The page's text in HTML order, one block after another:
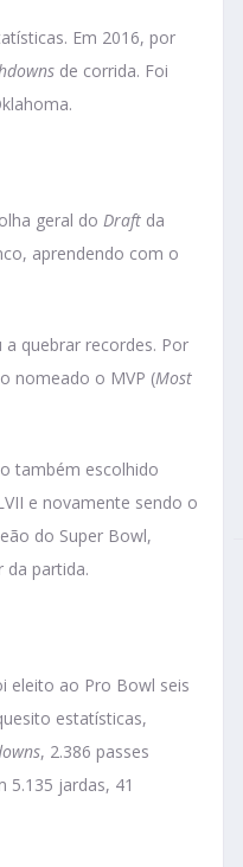
Em 2016, por
de corrida. Foi
geral do Draft da
aprendendo com o
quebrar recordes. Por
nomeado o MVP (Most
também escolhido
e novamente sendo o
do Super Bowl,
da partida.
eleito ao Pro Bowl seis
estatísticas,
, 2.386 passes
5.135 jardas, 41